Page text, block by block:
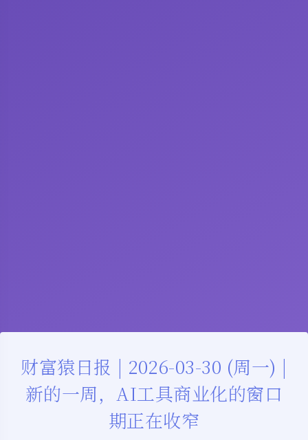
财富猿日报 | 2026-03-30 (周一) |
新的一周，AI工具商业化的窗口
期正在收窄